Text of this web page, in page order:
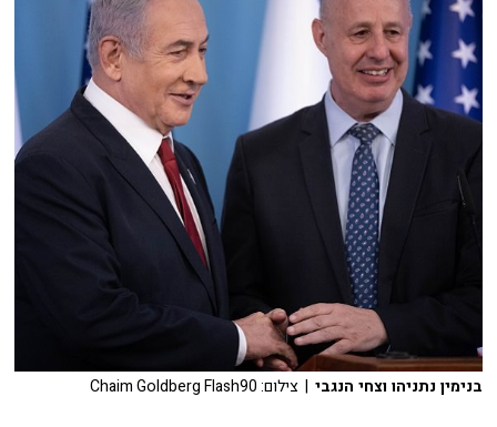
בנימין נתניהו וצחי הנגבי | צילום: Chaim Goldberg Flash90